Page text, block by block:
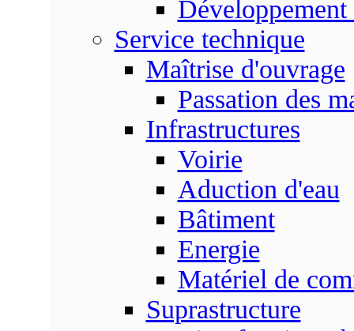
Développement
Service technique
Maîtrise d'ouvrage
Passation des
Infrastructures
Voirie
Aduction d'eau
Bâtiment
Energie
Matériel de
Suprastructure